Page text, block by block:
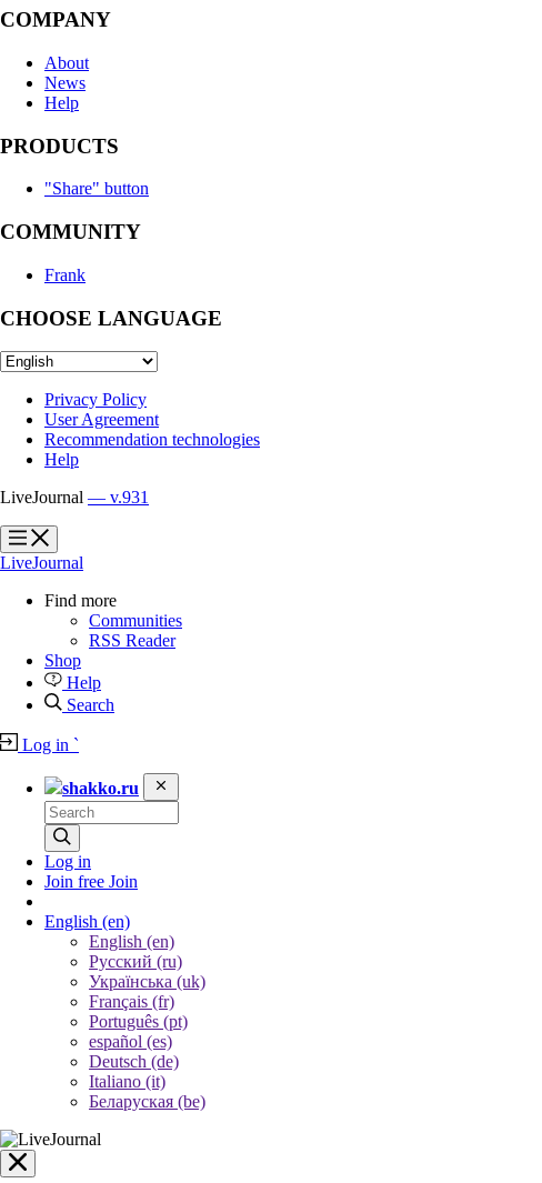
COMPANY
About
News
Help
PRODUCTS
"Share" button
COMMUNITY
Frank
CHOOSE LANGUAGE
Privacy Policy
User Agreement
Recommendation technologies
Help
LiveJournal — v.931
?
?
LiveJournal
Find more
Communities
RSS Reader
Shop
Help
Search
Log in `
shakko.ru
Log in
Join free Join
English (en)
English (en)
Русский (ru)
Українська (uk)
Français (fr)
Português (pt)
español (es)
Deutsch (de)
Italiano (it)
Беларуская (be)